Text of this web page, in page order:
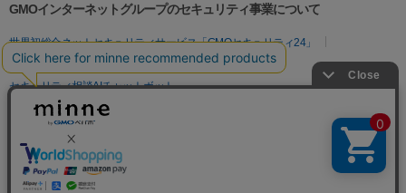
GMOインターネットグループのセキュリティ事業について
世界初総合ネットセキュリティサービス「GMOセキュリティ24」
パスワード漏洩診断
Webサイトリスク診断
セキュリティ相談AIチャットボット
実在証明・盗聴対策
サイバー攻撃対策（GMO Flatt Security）
セキュリティ事業の軌跡